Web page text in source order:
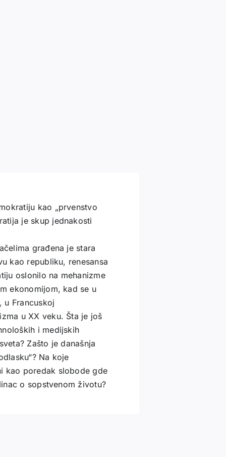
kao „prvenstvo
je skup jednakosti
građena je stara
kao republiku, renesansa
oslonilo na mehanizme
ekonomijom, kad se u
u Francuskoj
u XX veku. Šta je još
i medijskih
Zašto je današnja
Na koje
kao poredak slobode gde
o sopstvenom životu?